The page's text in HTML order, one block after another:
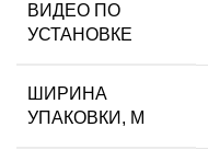
ВИДЕО ПО
УСТАНОВКЕ
ШИРИНА
УПАКОВКИ, М